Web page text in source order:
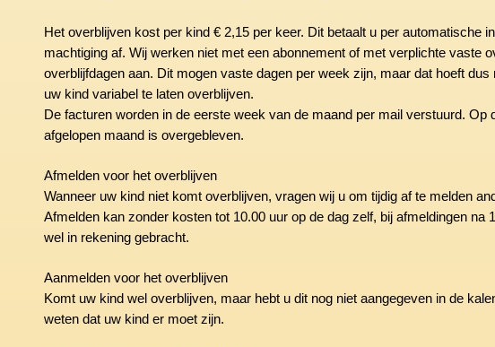
Het overblijven kost per kind € 2,15 per keer. Dit betaalt u per automatische
machtiging af. Wij werken niet met een abonnement of met verplichte vaste
overblijfdagen aan. Dit mogen vaste dagen per week zijn, maar dat hoeft
uw kind variabel te laten overblijven.
De facturen worden in de eerste week van de maand per mail verstuurd.
afgelopen maand is overgebleven.
Afmelden voor het overblijven
Wanneer uw kind niet komt overblijven, vragen wij u om tijdig af te melden
Afmelden kan zonder kosten tot 10.00 uur op de dag zelf, bij afmeldingen na
wel in rekening gebracht.
Aanmelden voor het overblijven
Komt uw kind wel overblijven, maar hebt u dit nog niet aangegeven in de
weten dat uw kind er moet zijn.